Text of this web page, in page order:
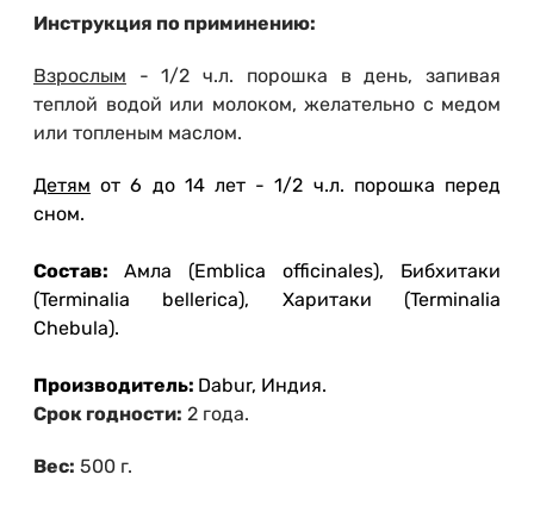
Инструкция по приминению:
Взрослым - 1/2 ч.л. порошка в день, запивая
теплой водой или молоком, желательно с медом
или топленым маслом.
Детям от 6 до 14 лет - 1/2 ч.л. порошка перед
сном.
Состав: Амла (Emblica officinales), Бибхитаки
(Terminalia bellerica), Харитаки (Terminalia
Chebula).
Производитель: Dabur, Индия.
Срок годности: 2 года.
Вес: 500 г.